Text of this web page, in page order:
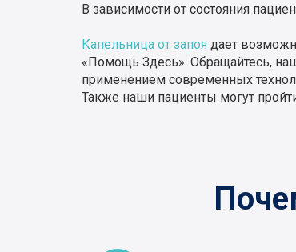
В зависимости от состояния
Капельница от запоя дает
«Помощь Здесь». Обращайтесь,
применением современных
Также наши пациенты могут